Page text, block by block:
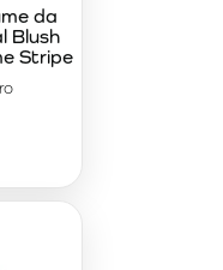
da
Blush
Stripe